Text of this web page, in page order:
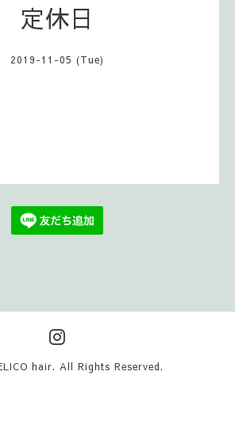
定休日
2019-11-05 (Tue)
hair. All Rights Reserved.